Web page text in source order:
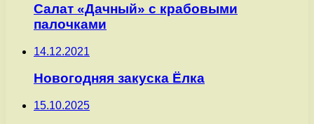
Салат «Дачный» с крабовыми
палочками
14.12.2021
Новогодняя закуска Ёлка
15.10.2025